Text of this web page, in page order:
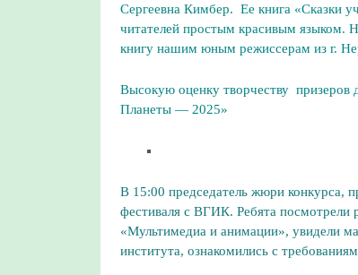
Сергеевна Кимбер. Ее книга «Сказки
читателей простым красивым языком.
книгу нашим юным режиссерам из г.
Высокую оценку творчеству
Планеты — 2025»
В 15:00 председатель жюри конкурса,
фестиваля с ВГИК. Ребята посмотрели
«Мультимедиа и анимации», увидели
института, ознакомились с